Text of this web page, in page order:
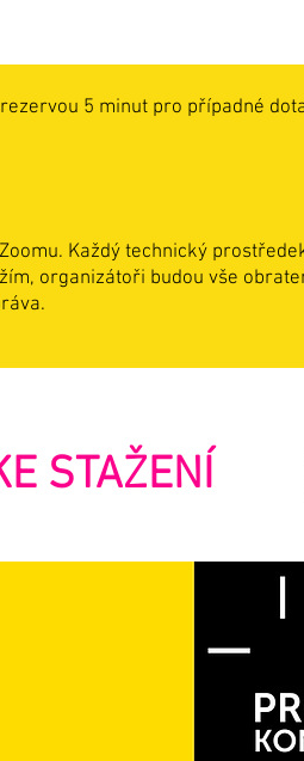
5 minut pro případné
Každý technický
organizátoři budou vše
STAŽENÍ